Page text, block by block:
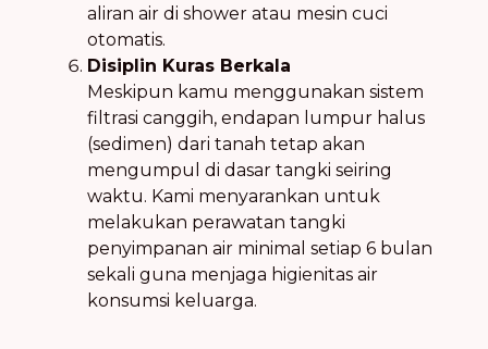
aliran air di shower atau mesin cuci
otomatis.
Disiplin Kuras Berkala
Meskipun kamu menggunakan sistem
filtrasi canggih, endapan lumpur halus
(sedimen) dari tanah tetap akan
mengumpul di dasar tangki seiring
waktu. Kami menyarankan untuk
melakukan perawatan tangki
penyimpanan air minimal setiap 6 bulan
sekali guna menjaga higienitas air
konsumsi keluarga.